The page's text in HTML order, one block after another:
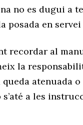
no es dugui a
posada en
recordar al
la
atenuada
a les